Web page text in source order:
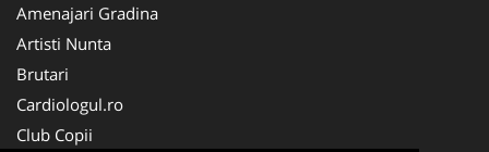
Amenajari Gradina
Artisti Nunta
Brutari
Cardiologul.ro
Club Copii